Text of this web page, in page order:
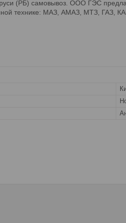
(РБ) самовывоз. ООО ГЭС
технике: МАЗ, АМАЗ, МТЗ, ГАЗ,